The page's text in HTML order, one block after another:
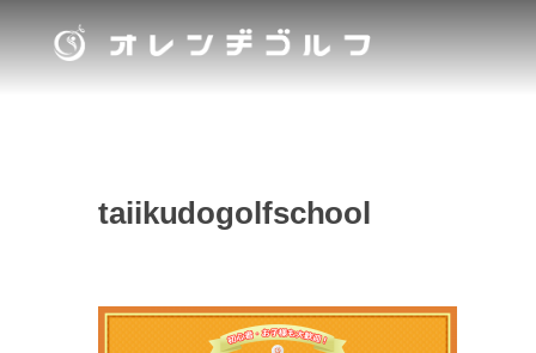
taiikudogolfschool